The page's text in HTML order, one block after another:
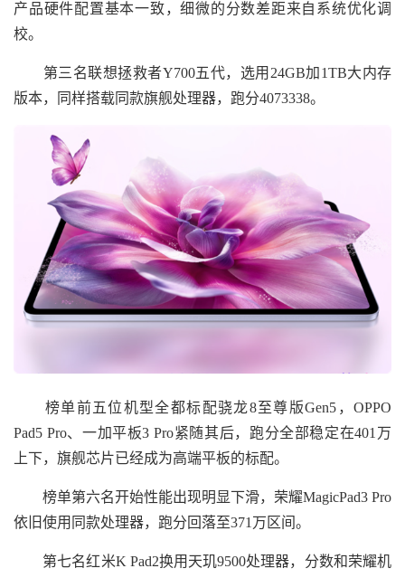
产品硬件配置基本一致，细微的分数差距来自系统优化调
校。
第三名联想拯救者Y700五代，选用24GB加1TB大内存
版本，同样搭载同款旗舰处理器，跑分4073338。
榜单前五位机型全都标配骁龙8至尊版Gen5，OPPO
Pad5 Pro、一加平板3 Pro紧随其后，跑分全部稳定在401万
上下，旗舰芯片已经成为高端平板的标配。
榜单第六名开始性能出现明显下滑，荣耀MagicPad3 Pro
依旧使用同款处理器，跑分回落至371万区间。
第七名红米K Pad2换用天玑9500处理器，分数和荣耀机